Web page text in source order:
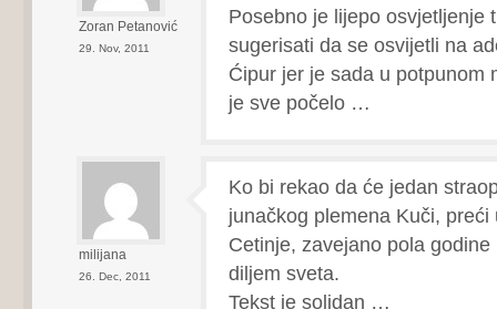
Zoran Petanović
29. Nov, 2011
Posebno je lijepo osvjetljenje
sugerisati da se osvijetli na
Ćipur jer je sada u potpunom
je sve počelo …
milijana
26. Dec, 2011
Ko bi rekao da će jedan
junačkog plemena Kuči, preći
Cetinje, zavejano pola
diljem sveta.
Tekst je solidan …